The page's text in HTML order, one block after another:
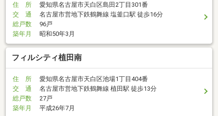
住 所
愛知県名古屋市天白区島田2丁目301番
交 通
名古屋市営地下鉄鶴舞線 塩釜口駅 徒歩16分
総戸数
96戸
築年月
昭和50年3月
フィルシティ植田南
住 所
愛知県名古屋市天白区池場1丁目404番
交 通
名古屋市営地下鉄鶴舞線 植田駅 徒歩13分
総戸数
27戸
築年月
平成26年7月